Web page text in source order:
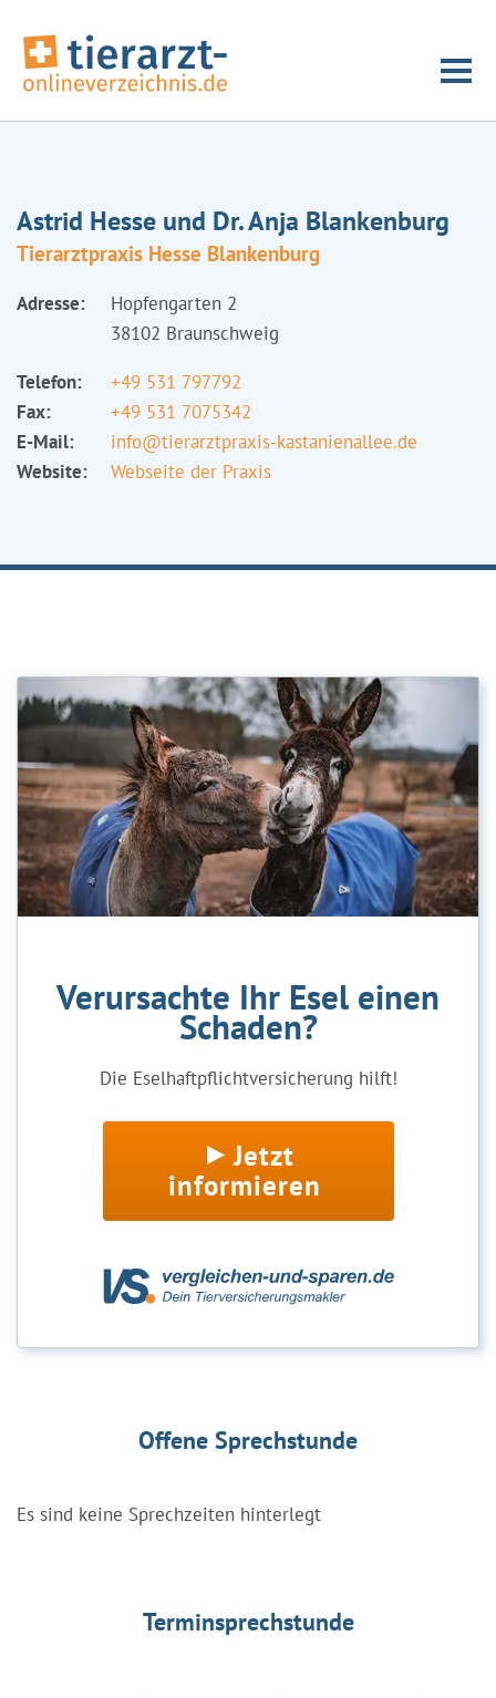
Astrid Hesse und Dr. Anja Blankenburg
Tierarztpraxis Hesse Blankenburg
Adresse:
Hopfengarten 2
38102 Braunschweig
Telefon:
+49 531 797792
Fax:
+49 531 7075342
E-Mail:
info@tierarztpraxis-kastanienallee.de
Website:
Webseite der Praxis
Verursachte Ihr Esel einen
Schaden?
Die Eselhaftpflichtversicherung hilft!
Jetzt
informieren
Offene Sprechstunde
Es sind keine Sprechzeiten hinterlegt
Terminsprechstunde